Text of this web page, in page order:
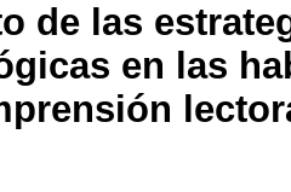
de las
en las